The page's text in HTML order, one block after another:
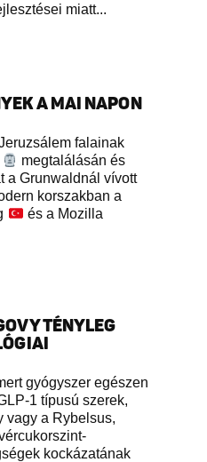
miatt...
A MAI NAPON
falainak
megtalálásán és
a Grunwaldnál vívott
korszakban a
és a Mozilla
TÉNYLEG
gyógyszer egészen
1 típusú szerek,
vagy a Rybelsus,
kockázatának